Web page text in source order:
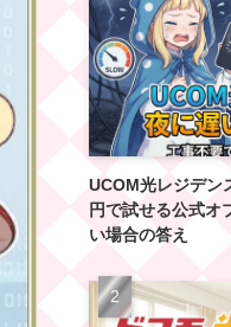
UCOM光レジデン
円で試せる公式オ
い場合の答え